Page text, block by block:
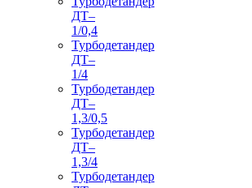
ДТ–
1/0,4
Турбодетандер
ДТ–
1/4
Турбодетандер
ДТ–
1,3/0,5
Турбодетандер
ДТ–
1,3/4
Турбодетандер